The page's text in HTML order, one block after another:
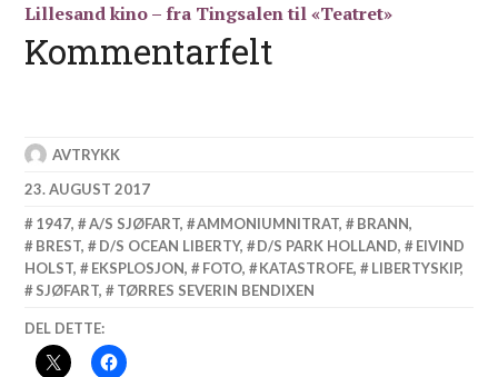
Lillesand kino – fra Tingsalen til «Teatret»
Kommentarfelt
AVTRYKK
23. AUGUST 2017
1947, A/S SJØFART, AMMONIUMNITRAT, BRANN,
BREST, D/S OCEAN LIBERTY, D/S PARK HOLLAND,
EIVIND
HOLST, EKSPLOSJON, FOTO, KATASTROFE, LIBERTYSKIP,
SJØFART, TØRRES SEVERIN BENDIXEN
DEL DETTE: